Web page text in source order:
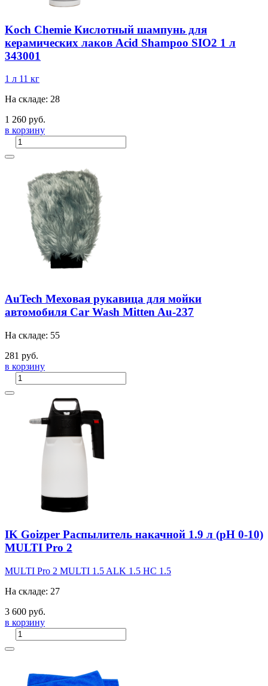
Koch Chemie Кислотный шампунь для
керамических лаков Acid Shampoo SIO2 1 л
343001
1 л 11 кг
На складе: 28
1 260 руб.
в корзину
AuTech Меховая рукавица для мойки
автомобиля Car Wash Mitten Au-237
На складе: 55
281 руб.
в корзину
IK Goizper Распылитель накачной 1.9 л (pH 0-10)
MULTI Pro 2
MULTI Pro 2 MULTI 1.5 ALK 1.5 HC 1.5
На складе: 27
3 600 руб.
в корзину